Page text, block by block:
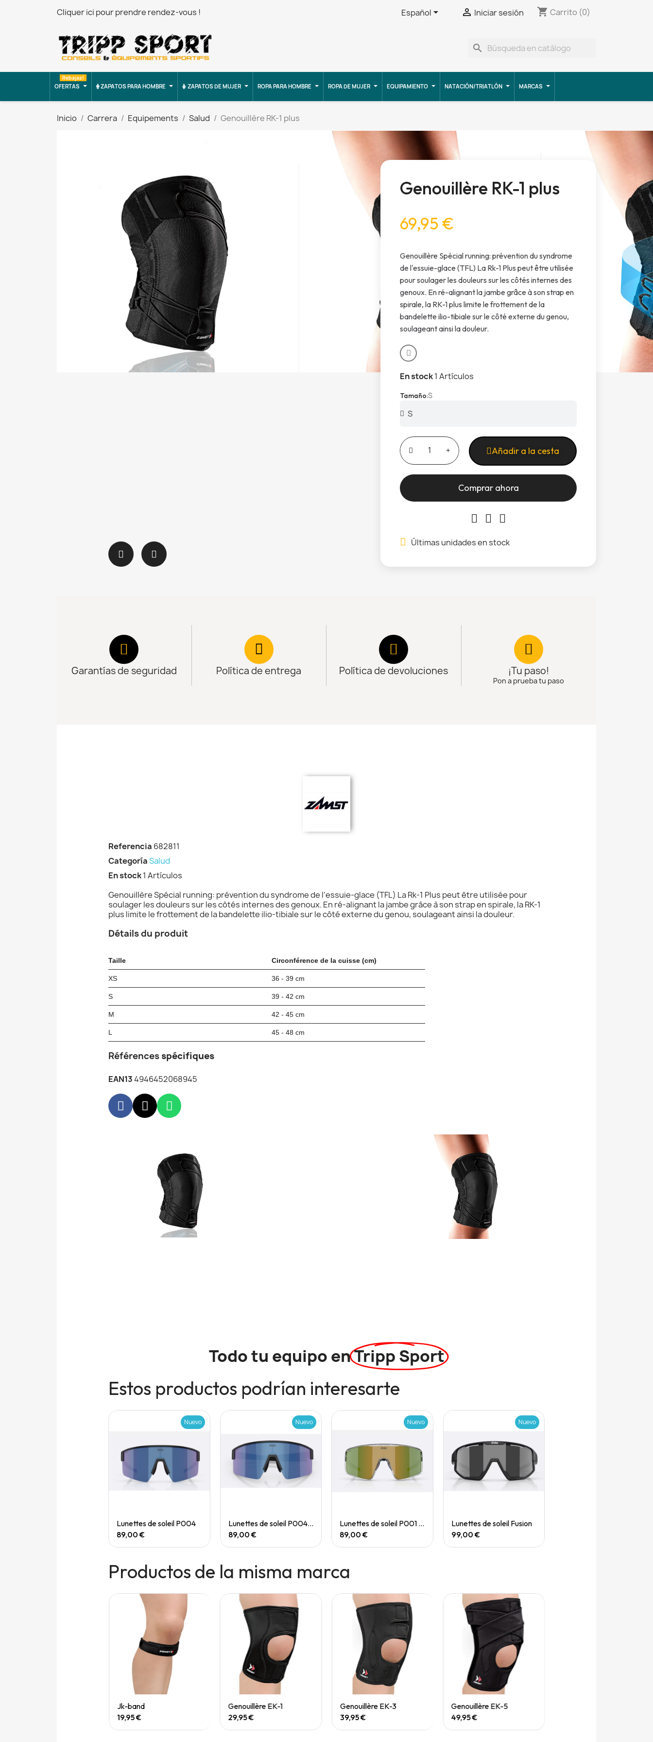
Cliquer ici pour prendre rendez-vous ! Español  Iniciar sesión shopping_cart Carrito (0)
search
OFERTAS
Rebajas!
ZAPATOS PARA HOMBRE ZAPATOS DE MUJER ROPA PARA HOMBRE ROPA DE MUJER EQUIPAMIENTO NATACIÓN/TRIATLÓN MARCAS
Inicio Carrera Equipements Salud Genouillère RK-1 plus
Genouillère RK-1 plus
69,95 €
Genouillère Spécial running: prévention du syndrome
de l'essuie-glace (TFL) La Rk-1 Plus peut être utilisée
pour soulager les douleurs sur les côtés internes des
genoux. En ré-alignant la jambe grâce à son strap en
spirale, la RK-1 plus limite le frottement de la
bandelette ilio-tibiale sur le côté externe du genou,
soulageant ainsi la douleur.
En stock1 Artículos
Tamaño S
Añadir a la cesta
Comprar ahora
Últimas unidades en stock
Garantías de seguridad Política de entrega Política de devoluciones ¡Tu paso!
Pon a prueba tu paso
Referencia 682811
CategoríaSalud
En stock1 Artículos
Genouillère Spécial running: prévention du syndrome de l'essuie-glace (TFL) La Rk-1 Plus peut être utilisée pour
soulager les douleurs sur les côtés internes des genoux. En ré-alignant la jambe grâce à son strap en spirale, la RK-1
plus limite le frottement de la bandelette ilio-tibiale sur le côté externe du genou, soulageant ainsi la douleur.
Détails du produit
Taille Circonférence de la cuisse (cm)
XS 36 - 39 cm
S 39 - 42 cm
M 42 - 45 cm
L 45 - 48 cm
Références spécifiques
EAN134946452068945
Todo tu equipo enTripp Sport
Estos productos podrían interesarte
Quick View
Nuevo
Lunettes de soleil P004
89,00 €
Quick View
Nuevo
Lunettes de soleil P004 Small
89,00 €
Quick View
Nuevo
Lunettes de soleil P001 Small
89,00 €
Quick View
Nuevo
Lunettes de soleil Fusion
99,00 €
Productos de la misma marca
Quick View
Jk-band
19,95 €
Quick View
Genouillère EK-1
29,95 €
Quick View
Genouillère EK-3
39,95 €
Quick View
Genouillère EK-5
49,95 €